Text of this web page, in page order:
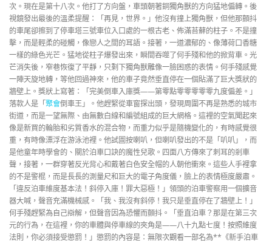
次。現在是第十八次。他打了方向盤，車頭朝著銅獨角獸的方向猛地偏轉。後
視鏡發出最後的溫柔提醒：「再見，世界。」他沒有撞上獨角獸，但他那顫抖
的車尾卻擦到了停車塔三號車位入口處的一根古老、佈滿苔蘚的柱子。不是撞
擊，而是輕柔的碰觸，像戀人之間的耳語。接著，一道濃郁的、像薄荷口香糖
一樣的綠色光芒。猛地從柱子爆發出來，瞬間吞噬了何手殘和他的掀背車。光
芒消失後，窄巷恢復了平靜，只剩下獨角獸雕像一臉困惑的表情。何手殘感覺
一陣天旋地轉，等他回過神來，他的車子竟然垂直停在一個貼滿了巨大獎狀的
牆壁上。獎狀上寫著：「完美倒車入庫獎——第零點零零零零零九度偏差。」
落款人是「聚會倒車王」。他趕緊從車窗探出頭，發現周圍不再是熟悉的城市
街道，而是一望無際、由無數白線和編號組成的巨大網格。這裡的空氣聞起來
像是新買的輪胎和劣質香水的混合物，而重力似乎是隨機變化的，有時感覺很
重，有時像漂浮在游泳池裡。他試圖按喇叭，但喇叭發出的不是「叭叭」，而
是他童年時學會的、關於泊車口訣的魔性兒歌。四面八方傳來了刺耳的剎車
聲，接著，一群穿著反光背心和戴著白色安全帽的人朝他衝來。這些人手裡拿
的不是警棍，而是長長的測量尺和巨大的電子角度儀，臉上的表情極度嚴肅。
「違反泊車維度基本法！斜停入庫！罪大惡極！」領頭的泊車警察用一個擴音
器大喊，聲音充滿機械感。「我、我沒有斜停！我只是垂直停在了牆壁上！」
何手殘趕緊為自己辯解，但聲音因為恐懼而顫抖。「垂直泊車？那是在第三次
元的行為，在這裡，你的車體與停車線的夾角是——八十九點七度！按照維度
法則，你必須接受懲罰！」懲罰的內容是：無限次觀看一部名為**《新手泊車